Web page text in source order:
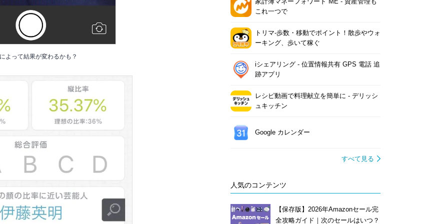
よって結果が変わるかも？
これ一つで
トリマ-歩数・移動でポイント！散歩やウォ
ーキング、歩いて稼ぐ
iシェアリング - 位置情報共有 GPS 電話 追
跡アプリ
レシピ動画で料理献立を簡単‪に - デリッシ
ュキッチン
Google カレンダー
すべて見る
人気のコンテンツ
【保存版】2026年Amazonセール完
全攻略ガイド｜次のセールはいつ？